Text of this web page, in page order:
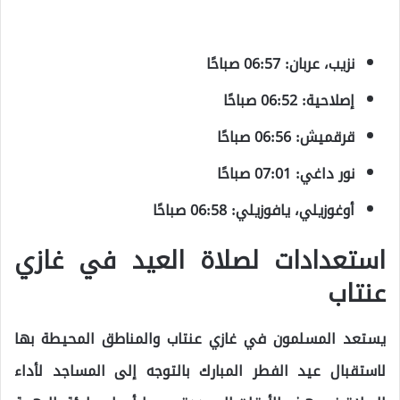
نزيب، عربان: 06:57 صباحًا
إصلاحية: 06:52 صباحًا
قرقميش: 06:56 صباحًا
نور داغي: 07:01 صباحًا
أوغوزيلي، يافوزيلي: 06:58 صباحًا
استعدادات لصلاة العيد في غازي
عنتاب
يستعد المسلمون في غازي عنتاب والمناطق المحيطة بها
لاستقبال عيد الفطر المبارك بالتوجه إلى المساجد لأداء